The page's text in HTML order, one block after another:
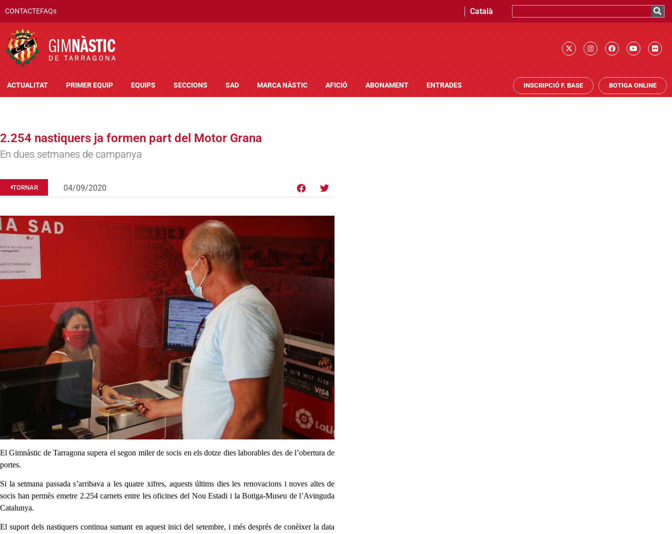
CONTACTEFAQs Català
ACTUALITAT PRIMER EQUIP EQUIPS SECCIONS SAD MARCA NÀSTIC AFICIÓ ABONAMENT ENTRADES INSCRIPCIÓ F. BASE BOTIGA ONLINE
2.254 nastiquers ja formen part del Motor Grana
En dues setmanes de campanya
TORNAR 04/09/2020
El Gimnàstic de Tarragona supera el segon miler de socis en els dotze dies laborables des de l’obertura de
portes.
Si la setmana passada s’arribava a les quatre xifres, aquests últims dies les renovacions i noves altes de
socis han permès emetre 2.254 carnets entre les oficines del Nou Estadi i la Botiga-Museu de l’Avinguda
Catalunya.
El suport dels nastiquers continua sumant en aquest inici del setembre, i més després de conèixer la data